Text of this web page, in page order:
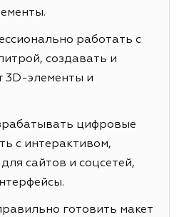
работать с
создавать и
3D-элементы и
цифровые
с интерактивом,
сайтов и соцсетей,
готовить макет